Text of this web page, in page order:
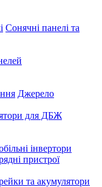
Сонячні панелі та
Джерело
для ДБЖ
інвертори
пристрої
та акумулятори